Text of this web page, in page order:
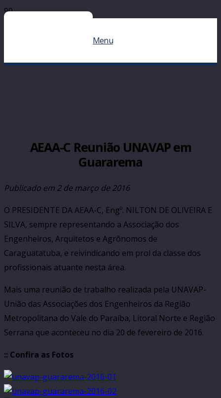
Menu
AEAA-C Reunião UNAVAP em
Guararema
Publicado em 2 de março de 2016
O PRESIDENTE DA AEAA-C, Engº. NILTON DE OLIVEIRA E
SILVA, sempre representando a Associação dos
Engenheiros, Arquitetos e Agrônomos de
Caraguatatuba, e reivindicando em prol da classe dos
profissionais atuante nesta área.
Mais uma reunião de trabalho realizada pela UNAVAP-
União das Associações dos Engenheiros da Região
Metropolitana do Vale do Paraíba, Litoral Norte e Região
Serrana que aconteceu no dia 20 de fevereiro de 2016.
:: Confira as Fotos